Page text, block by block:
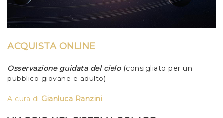
ACQUISTA ONLINE
Osservazione guidata del cielo (consigliato per un
pubblico giovane e adulto)
A cura di Gianluca Ranzini